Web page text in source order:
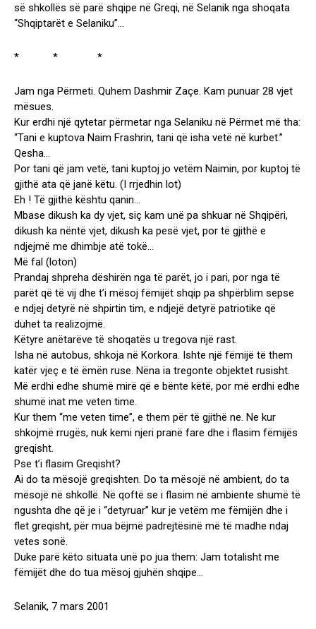
së shkollës së parë shqipe në Greqi, në Selanik nga shoqata
“Shqiptarët e Selaniku”…
* * *
Jam nga Përmeti. Quhem Dashmir Zaçe. Kam punuar 28 vjet
mësues.
Kur erdhi një qytetar përmetar nga Selaniku në Përmet më tha:
“Tani e kuptova Naim Frashrin, tani që isha vetë në kurbet.”
Qesha…
Por tani që jam vetë, tani kuptoj jo vetëm Naimin, por kuptoj të
gjithë ata që janë këtu. (I rrjedhin lot)
Eh ! Të gjithë kështu qanin…
Mbase dikush ka dy vjet, siç kam unë pa shkuar në Shqipëri,
dikush ka nëntë vjet, dikush ka pesë vjet, por të gjithë e
ndjejmë me dhimbje atë tokë…
Më fal (loton)
Prandaj shpreha dëshirën nga të parët, jo i pari, por nga të
parët që të vij dhe t’i mësoj fëmijët shqip pa shpërblim sepse
e ndjej detyrë në shpirtin tim, e ndjejë detyrë patriotike që
duhet ta realizojmë.
Këtyre anëtarëve të shoqatës u tregova një rast.
Isha në autobus, shkoja në Korkora. Ishte një fëmijë të them
katër vjeç e të ëmën ruse. Nëna ia tregonte objektet rusisht.
Më erdhi edhe shumë mirë që e bënte këtë, por më erdhi edhe
shumë inat me veten time.
Kur them “me veten time”, e them për të gjithë ne. Ne kur
shkojmë rrugës, nuk kemi njeri pranë fare dhe i flasim fëmijës
greqisht.
Pse t’i flasim Greqisht?
Ai do ta mësojë greqishten. Do ta mësojë në ambient, do ta
mësojë në shkollë. Në qoftë se i flasim në ambiente shumë të
ngushta dhe që je i “detyruar” kur je vetëm me fëmijën dhe i
flet greqisht, për mua bëjmë padrejtësinë më të madhe ndaj
vetes sonë.
Duke parë këto situata unë po jua them: Jam totalisht me
fëmijët dhe do tua mësoj gjuhën shqipe…
Selanik, 7 mars 2001